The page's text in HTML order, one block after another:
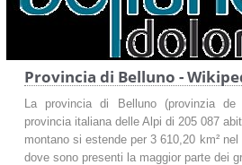
Provincia di Belluno -
La provincia di Belluno (provinzia
provincia italiana delle Alpi di 205 087
montano si estende per 3 610,20 km² nel
dove sono presenti la maggior parte dei